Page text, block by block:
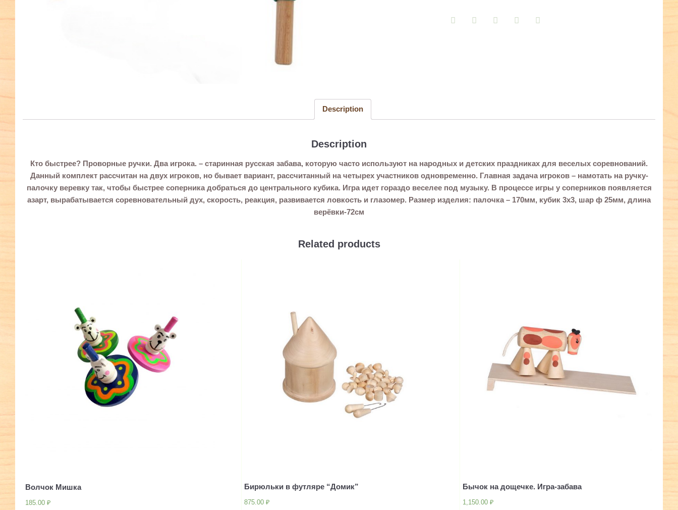
Description
Description
Кто быстрее? Проворные ручки. Два игрока. – старинная русская забава, которую часто используют на народных и детских праздниках для веселых соревнований.
Данный комплект рассчитан на двух игроков, но бывает вариант, рассчитанный на четырех участников одновременно. Главная задача игроков – намотать на ручку-
палочку веревку так, чтобы быстрее соперника добраться до центрального кубика. Игра идет гораздо веселее под музыку. В процессе игры у соперников появляется
азарт, вырабатывается соревновательный дух, скорость, реакция, развивается ловкость и глазомер. Размер изделия: палочка – 170мм, кубик 3х3, шар ф 25мм, длина
верёвки-72см
Related products
Волчок Мишка
185.00 ₽
Бирюльки в футляре “Домик”
875.00₽
Бычок на дощечке. Игра-забава
1,150.00₽